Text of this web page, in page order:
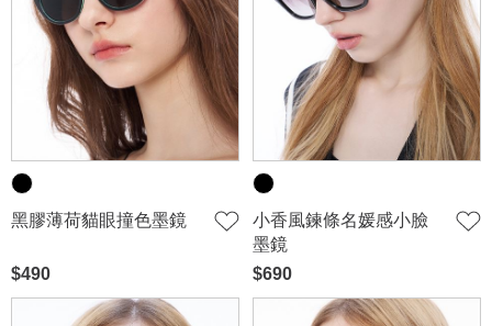
黑膠薄荷貓眼撞色墨鏡
$490
小香風鍊條名媛感小臉
墨鏡
$690